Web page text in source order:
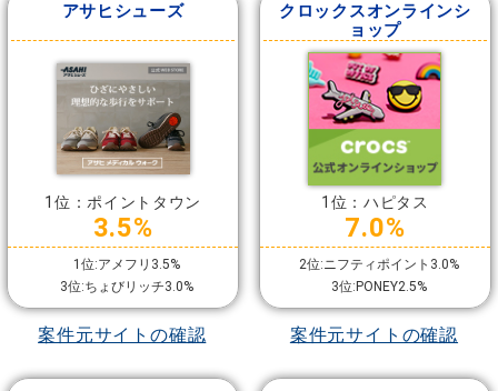
アサヒシューズ
1位：ポイントタウン
3.5%
1位:アメフリ3.5%
3位:ちょびリッチ3.0%
案件元サイトの確認
クロックスオンラインシ
ョップ
1位：ハピタス
7.0%
2位:ニフティポイント3.0%
3位:PONEY2.5%
案件元サイトの確認